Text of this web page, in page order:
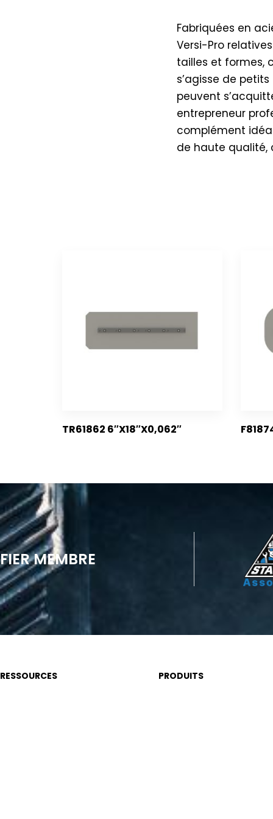
Fabriquées en
Versi-Pro
tailles et formes,
s’agisse de
peuvent
entrepreneur
complément
de haute qualité,
TR61862 6″X18″X0,062″
FIER MEMBRE
RESSOURCES PRODUITS